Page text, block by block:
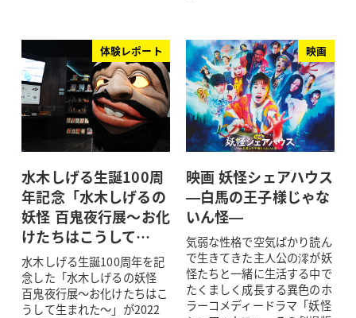
体験レポート
水木しげる生誕100周
年記念「水木しげるの
妖怪 百鬼夜行展～お化
けたちはこうして…
水木しげる生誕100周年を記
念した「水木しげるの妖怪
百鬼夜行展～お化けたちはこ
うして生まれた～」が2022
映画
映画 妖怪シェアハウス
—白馬の王子様じゃな
いん怪—
気弱な性格で空気ばかり読ん
で生きてきた主人公の澪が妖
怪たちと一緒に生活する中で
たくましく成長する異色のホ
ラーコメディードラマ「妖怪